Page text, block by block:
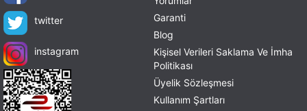
twitter
instagram
Garanti
Blog
Kişisel Verileri Saklama Ve İmha
Politikası
Üyelik Sözleşmesi
Kullanım Şartları